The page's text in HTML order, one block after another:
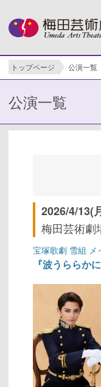
トップページ 公演一覧
公演一覧
2026/4/13(
梅田芸術劇
宝塚歌劇 雪組 メ
『波うららか